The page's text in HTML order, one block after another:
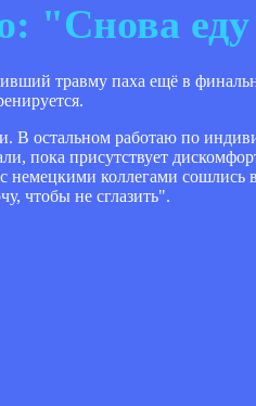
"Снова
травму паха ещё в
В остальном работаю по
пока присутствует
коллегами сошлись
чтобы не сглазить".